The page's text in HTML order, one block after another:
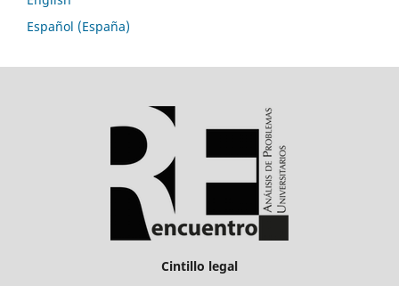
Español (España)
Cintillo legal